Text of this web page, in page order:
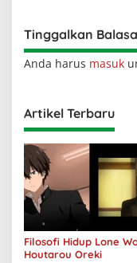
Tinggalkan
Anda harus masuk
Artikel Terbaru
Filosofi Hidup Lone
Houtarou Oreki